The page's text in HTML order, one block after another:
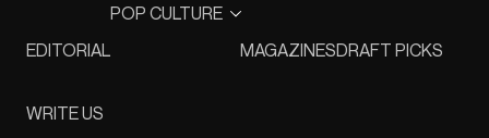
EDITORIAL
POP CULTURE
MAGAZINESDRAFT PICKS
WRITE US